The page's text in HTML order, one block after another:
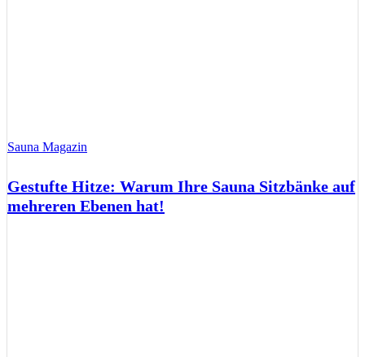
Sauna Magazin
Gestufte Hitze: Warum Ihre Sauna Sitzbänke auf
mehreren Ebenen hat!